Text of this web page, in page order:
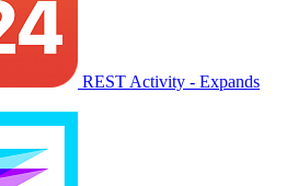
REST Activity - Expands